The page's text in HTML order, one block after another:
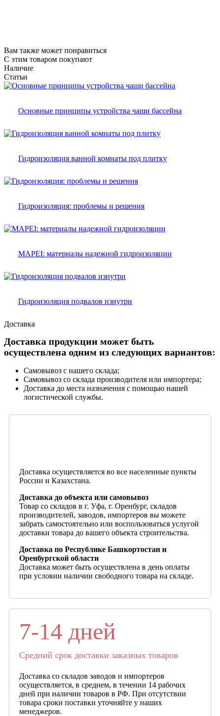
Вам также может понравиться
С этим товаром покупают
Наличие
Статьи
Основные принципы устройства чаши бассейна
Гидроизоляция ванной комнаты под плитку
Гидроизоляция: проблемы и решения
MAPEI: материалы надежной гидроизоляции
Гидроизоляция подвалов изнутри
Доставка
Доставка продукции может быть
осуществлена одним из следующих вариантов:
Самовывоз с нашего склада;
Самовывоз со склада производителя или импортера;
Доставка до места назначения с помощью нашей
логистической службы.
Доставка осуществляется во все населенные пункты
России и Казахстана.
Доставка до объекта или самовывоз
Товар со складов в г. Уфа, г. Оренбург, складов
производителей, заводов, импортеров вы можете
забрать самостоятельно или воспользоваться услугой
доставки товара до вашего объекта строительства.
Доставка по Республике Башкортостан и
Оренбургской области
Доставка может быть осуществлена в день оплаты
при условии наличии свободного товара на складе.
7-14 дней
Средний срок доставки заказных товаров
Доставка со складов заводов и импортеров
осуществляется, в среднем, в течении 14 рабочих
дней при наличии товаров в РФ. При отсутствии
товара сроки поставки уточняйте у наших
менеджеров.